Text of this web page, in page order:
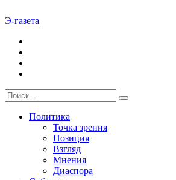
Э-газета
Политика
Точка зрения
Позиция
Взгляд
Мнения
Диаспора